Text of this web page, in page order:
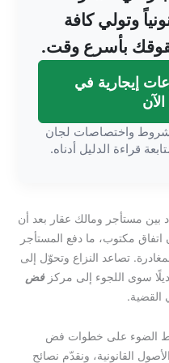
وتولي كافة
بأسرع وقت.
إيجارية في
واختصاصات لجان
قراءة الدليل أدناه.
مستأجر ومالك عقار بعد أن
اتفاق مكتوب، ما دفع المستأجر
تصاعد النزاع وتحوّل إلى
سوى اللجوء إلى مركزفض
الضوء على خطوات فض
القانونية، ونقدّم نصائح